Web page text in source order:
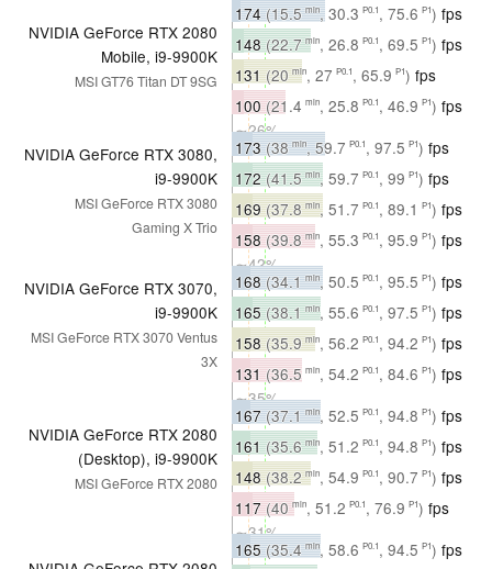
NVIDIA GeForce RTX 2080
Mobile, i9-9900K
MSI GT76 Titan DT 9SG
174(15.5 min, 30.3 P0.1, 75.6 P1) fps
∼40%
148(22.7 min, 26.8 P0.1, 69.5 P1) fps
∼34%
131(20 min, 27 P0.1, 65.9 P1) fps
∼33%
100 (21.4 min, 25.8 P0.1, 46.9 P1) fps
∼26%
NVIDIA GeForce RTX 3080,
i9-9900K
MSI GeForce RTX 3080
Gaming X Trio
173(38 min, 59.7 P0.1, 97.5 P1) fps
∼39%
172(41.5 min, 59.7 P0.1, 99 P1) fps
∼40%
169(37.8 min, 51.7 P0.1, 89.1 P1) fps
∼42%
158 (39.8 min, 55.3 P0.1, 95.9 P1) fps
∼42%
NVIDIA GeForce RTX 3070,
i9-9900K
MSI GeForce RTX 3070 Ventus
3X
168(34.1 min, 50.5 P0.1, 95.5 P1) fps
∼38%
165(38.1 min, 55.6 P0.1, 97.5 P1) fps
∼38%
158(35.9 min, 56.2 P0.1, 94.2 P1) fps
∼40%
131 (36.5 min, 54.2 P0.1, 84.6 P1) fps
∼35%
NVIDIA GeForce RTX 2080
(Desktop), i9-9900K
MSI GeForce RTX 2080
167(37.1 min, 52.5 P0.1, 94.8 P1) fps
∼38%
161(35.6 min, 51.2 P0.1, 94.8 P1) fps
∼37%
148(38.2 min, 54.9 P0.1, 90.7 P1) fps
∼37%
117 (40 min, 51.2 P0.1, 76.9 P1) fps
∼31%
165(35.4 min, 58.6 P0.1, 94.5 P1) fps